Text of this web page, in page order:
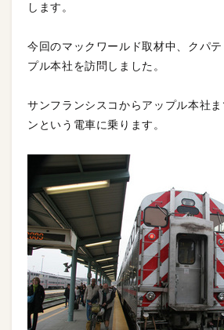
します。
今回のマックワールド取材中、クパ
プル本社を訪問しました。
サンフランシスコからアップル本社
ンという電車に乗ります。